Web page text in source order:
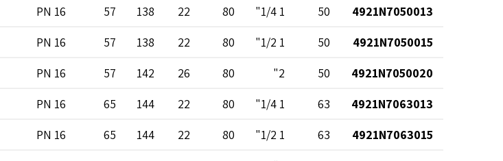
4921N7050013
50
1 1/4"
80
22
138
57
PN 16
4921N7050015
50
1 1/2"
80
22
138
57
PN 16
4921N7050020
50
2"
80
26
142
57
PN 16
4921N7063013
63
1 1/4"
80
22
144
65
PN 16
4921N7063015
63
1 1/2"
80
22
144
65
PN 16